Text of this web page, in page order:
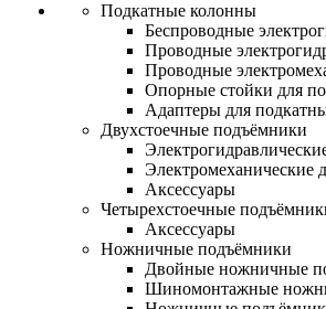
Подкатные колонны
Беспроводные
Проводные
Проводные
Опорные стойки для
Адаптеры для
Двухстоечные подъёмники
Электромеханические
Аксессуары
Четырехстоечные
Аксессуары
Ножничные подъёмники
Двойные ножничные
Шиномонтажные